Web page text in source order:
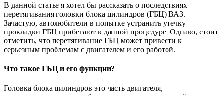
В данной статье я хотел бы рассказать о последствиях
перетягивания головки блока цилиндров (ГБЦ) ВАЗ.
Зачастую, автолюбители в попытке устранить утечку
прокладки ГБЦ прибегают к данной процедуре. Однако, стоит
отметить, что перетягивание ГБЦ может привести к
серьезным проблемам с двигателем и его работой.
Что такое ГБЦ и его функции?
Головка блока цилиндров это часть двигателя,